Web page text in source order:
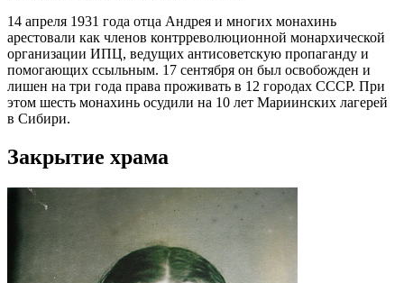
14 апреля 1931 года отца Андрея и многих монахинь
арестовали как членов контрреволюционной монархической
организации ИПЦ, ведущих антисоветскую пропаганду и
помогающих ссыльным. 17 сентября он был освобожден и
лишен на три года права проживать в 12 городах СССР. При
этом шесть монахинь осудили на 10 лет Мариинских лагерей
в Сибири.
Закрытие храма